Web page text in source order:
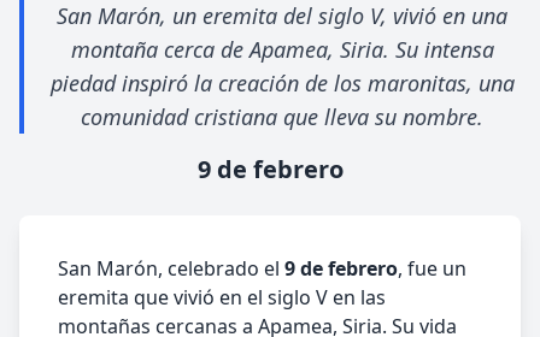
San Marón, un eremita del siglo V, vivió en una
montaña cerca de Apamea, Siria. Su intensa
piedad inspiró la creación de los maronitas, una
comunidad cristiana que lleva su nombre.
9 de febrero
San Marón, celebrado el 9 de febrero, fue un
eremita que vivió en el siglo V en las
montañas cercanas a Apamea, Siria. Su vida